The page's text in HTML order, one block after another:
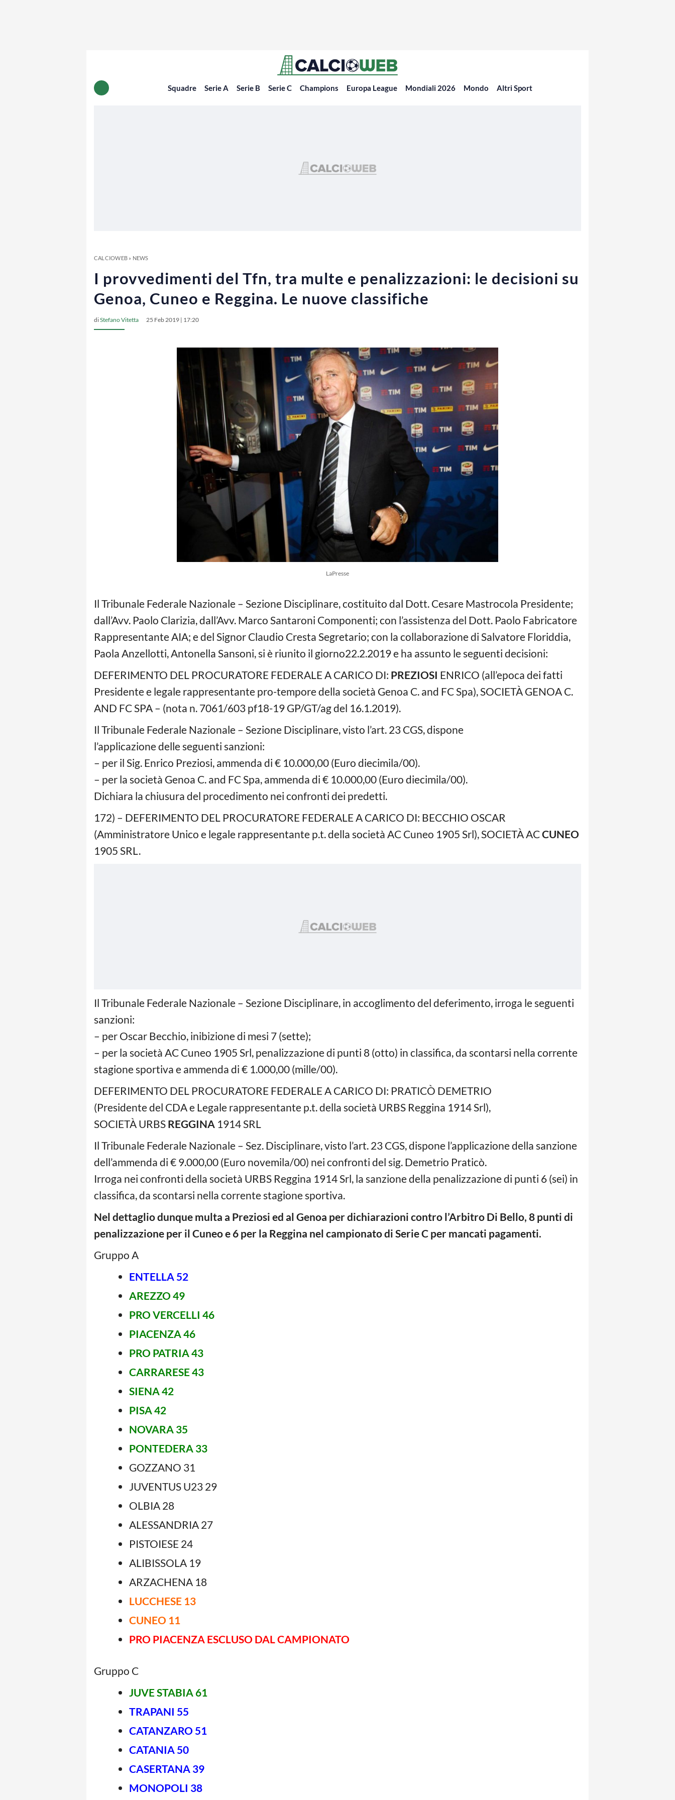
Squadre Serie A Serie B Serie C Champions Europa League Mondiali 2026 Mondo Altri Sport
CALCIOWEB» NEWS
I provvedimenti del Tfn, tra multe e penalizzazioni: le decisioni su
Genoa, Cuneo e Reggina. Le nuove classifiche
diStefano Vitetta 25 Feb 2019 | 17:20
LaPresse
Il Tribunale Federale Nazionale – Sezione Disciplinare, costituito dal Dott. Cesare Mastrocola Presidente;
dall’Avv. Paolo Clarizia, dall’Avv. Marco Santaroni Componenti; con l’assistenza del Dott. Paolo Fabricatore
Rappresentante AIA; e del Signor Claudio Cresta Segretario; con la collaborazione di Salvatore Floriddia,
Paola Anzellotti, Antonella Sansoni, si è riunito il giorno22.2.2019 e ha assunto le seguenti decisioni:
DEFERIMENTO DEL PROCURATORE FEDERALE A CARICO DI: PREZIOSI ENRICO (all’epoca dei fatti
Presidente e legale rappresentante pro-tempore della società Genoa C. and FC Spa), SOCIETÀ GENOA C.
AND FC SPA – (nota n. 7061/603 pf18-19 GP/GT/ag del 16.1.2019).
Il Tribunale Federale Nazionale – Sezione Disciplinare, visto l’art. 23 CGS, dispone
l’applicazione delle seguenti sanzioni:
– per il Sig. Enrico Preziosi, ammenda di € 10.000,00 (Euro diecimila/00).
– per la società Genoa C. and FC Spa, ammenda di € 10.000,00 (Euro diecimila/00).
Dichiara la chiusura del procedimento nei confronti dei predetti.
172) – DEFERIMENTO DEL PROCURATORE FEDERALE A CARICO DI: BECCHIO OSCAR
(Amministratore Unico e legale rappresentante p.t. della società AC Cuneo 1905 Srl), SOCIETÀ ACCUNEO
1905 SRL.
Il Tribunale Federale Nazionale – Sezione Disciplinare, in accoglimento del deferimento, irroga le seguenti
sanzioni:
– per Oscar Becchio, inibizione di mesi 7 (sette);
– per la società AC Cuneo 1905 Srl, penalizzazione di punti 8 (otto) in classifica, da scontarsi nella corrente
stagione sportiva e ammenda di € 1.000,00 (mille/00).
DEFERIMENTO DEL PROCURATORE FEDERALE A CARICO DI: PRATICÒ DEMETRIO
(Presidente del CDA e Legale rappresentante p.t. della società URBS Reggina 1914 Srl),
SOCIETÀ URBS REGGINA 1914 SRL
Il Tribunale Federale Nazionale – Sez. Disciplinare, visto l’art. 23 CGS, dispone l’applicazione della sanzione
dell’ammenda di € 9.000,00 (Euro novemila/00) nei confronti del sig. Demetrio Praticò.
Irroga nei confronti della società URBS Reggina 1914 Srl, la sanzione della penalizzazione di punti 6 (sei) in
classifica, da scontarsi nella corrente stagione sportiva.
Nel dettaglio dunque multa a Preziosi ed al Genoa per dichiarazioni contro l’Arbitro Di Bello, 8 punti di
penalizzazione per il Cuneo e 6 per la Reggina nel campionato di Serie C per mancati pagamenti.
Gruppo A
ENTELLA 52
AREZZO 49
PRO VERCELLI 46
PIACENZA 46
PRO PATRIA 43
CARRARESE 43
SIENA 42
PISA 42
NOVARA 35
PONTEDERA 33
GOZZANO 31
JUVENTUS U23 29
OLBIA 28
ALESSANDRIA 27
PISTOIESE 24
ALIBISSOLA 19
ARZACHENA 18
LUCCHESE 13
CUNEO 11
PRO PIACENZA ESCLUSO DAL CAMPIONATO
Gruppo C
JUVE STABIA 61
TRAPANI 55
CATANZARO 51
CATANIA 50
CASERTANA 39
MONOPOLI 38